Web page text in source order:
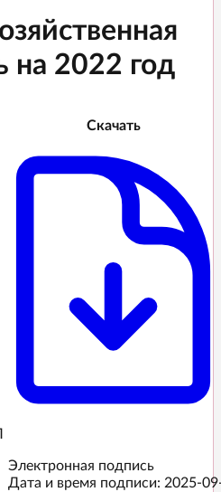
на 2022 год
Скачать
Электронная подпись
Дата и время подписи: 2025-